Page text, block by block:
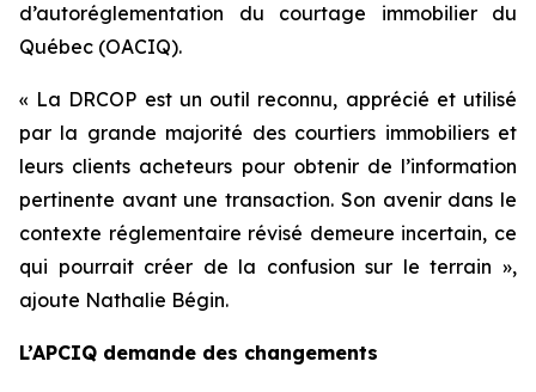
d’autoréglementation du courtage immobilier du
Québec (OACIQ).
« La DRCOP est un outil reconnu, apprécié et utilisé
par la grande majorité des courtiers immobiliers et
leurs clients acheteurs pour obtenir de l’information
pertinente avant une transaction. Son avenir dans le
contexte réglementaire révisé demeure incertain, ce
qui pourrait créer de la confusion sur le terrain »,
ajoute Nathalie Bégin.
L’APCIQ demande des changements